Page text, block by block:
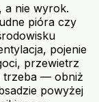
a nie wyrok.
pióra czy
pojenie
przewietrz
trzeba — obniż
powyżej